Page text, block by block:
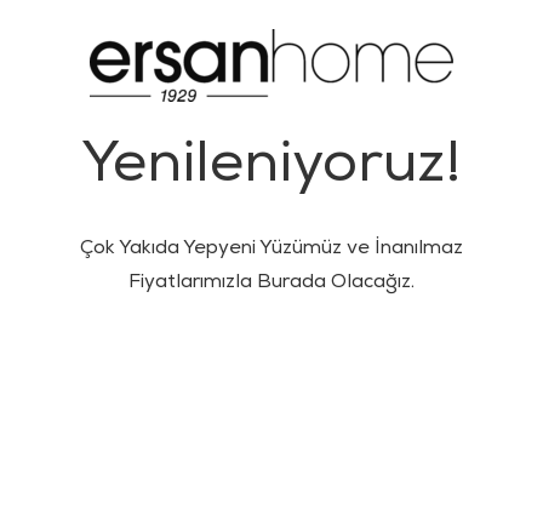
Yenileniyoruz!
Çok Yakıda Yepyeni Yüzümüz ve İnanılmaz
Fiyatlarımızla Burada Olacağız.